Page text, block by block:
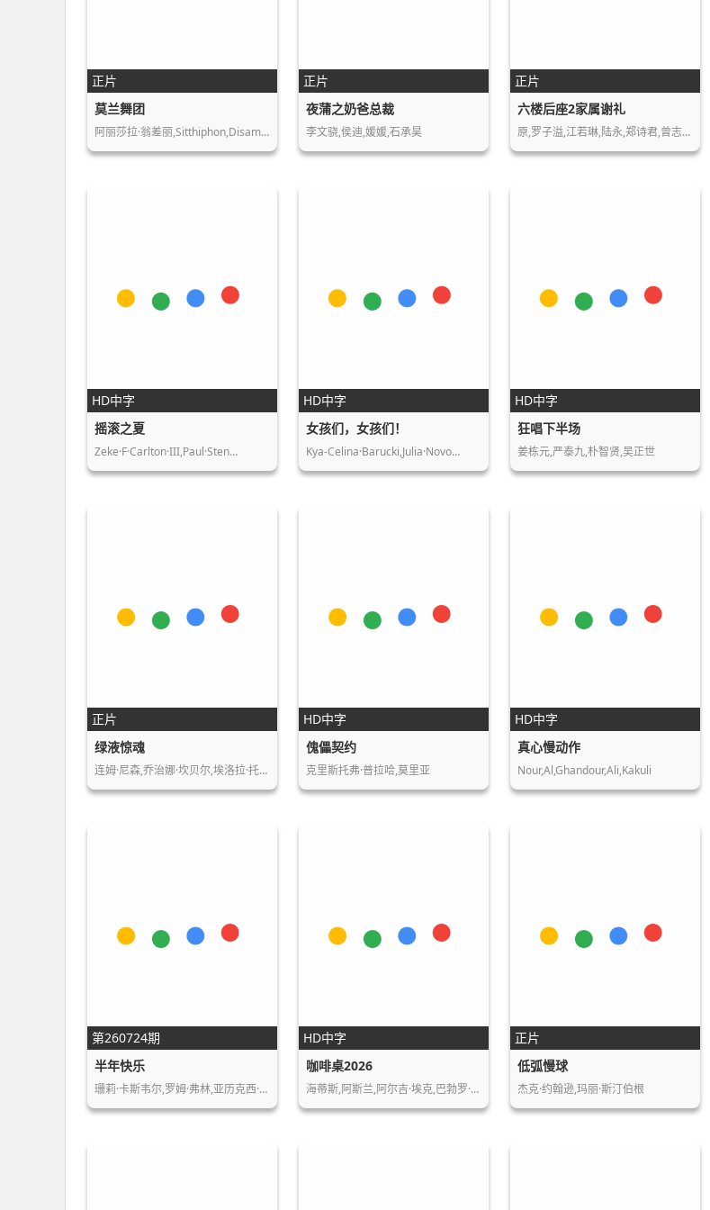
正片
莫兰舞团
阿丽莎拉·翁差丽,Sitthiphon,Disamo…
正片
夜蒲之奶爸总裁
李文骁,侯迪,媛媛,石承昊
正片
六楼后座2家属谢礼
原,罗子溢,江若琳,陆永,郑诗君,曾志伟,林…
HD中字
摇滚之夏
Zeke·F·Carlton·III,Paul·Sten…
HD中字
女孩们，女孩们！
Kya-Celina·Barucki,Julia·Novo…
HD中字
狂唱下半场
姜栋元,严泰九,朴智贤,吴正世
正片
绿液惊魂
连姆·尼森,乔治娜·坎贝尔,埃洛拉·托尔基…
HD中字
傀儡契约
克里斯托弗·普拉哈,莫里亚
HD中字
真心慢动作
Nour,Al,Ghandour,Ali,Kakuli
第260724期
半年快乐
珊莉·卡斯韦尔,罗姆·弗林,亚历克西·科诺…
HD中字
咖啡桌2026
海蒂斯,阿斯兰,阿尔吉·埃克,巴勃罗·吉萨…
正片
低弧慢球
杰克·约翰逊,玛丽·斯汀伯根